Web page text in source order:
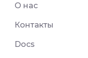
О нас
Контакты
Docs